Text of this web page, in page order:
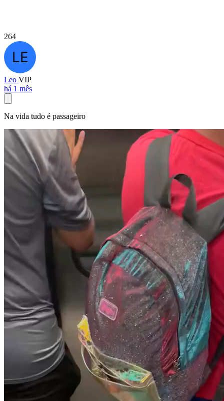
264
Leo VIP
há 1 mês
Na vida tudo é passageiro